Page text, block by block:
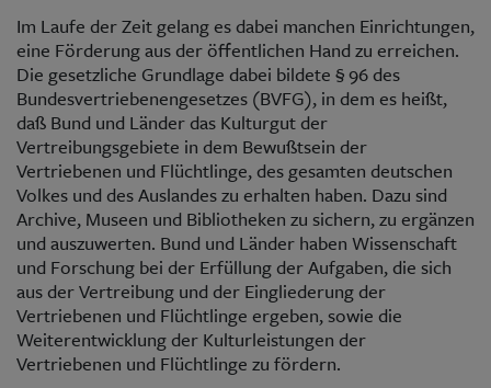
Im Laufe der Zeit gelang es dabei manchen Einrichtungen,
eine Förderung aus der öffentlichen Hand zu erreichen.
Die gesetzliche Grundlage dabei bildete § 96 des
Bundesvertriebenengesetzes (BVFG), in dem es heißt,
daß Bund und Länder das Kulturgut der
Vertreibungsgebiete in dem Bewußtsein der
Vertriebenen und Flüchtlinge, des gesamten deutschen
Volkes und des Auslandes zu erhalten haben. Dazu sind
Archive, Museen und Bibliotheken zu sichern, zu ergänzen
und auszuwerten. Bund und Länder haben Wissenschaft
und Forschung bei der Erfüllung der Aufgaben, die sich
aus der Vertreibung und der Eingliederung der
Vertriebenen und Flüchtlinge ergeben, sowie die
Weiterentwicklung der Kulturleistungen der
Vertriebenen und Flüchtlinge zu fördern.